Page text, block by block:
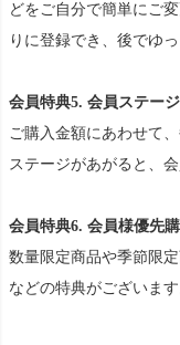
どをご自分で簡単にご
りに登録でき、後でゆ
会員特典5. 会員ステー
ご購入金額にあわせて
ステージがあがると、
会員特典6. 会員様優先
数量限定商品や季節限
などの特典がございます